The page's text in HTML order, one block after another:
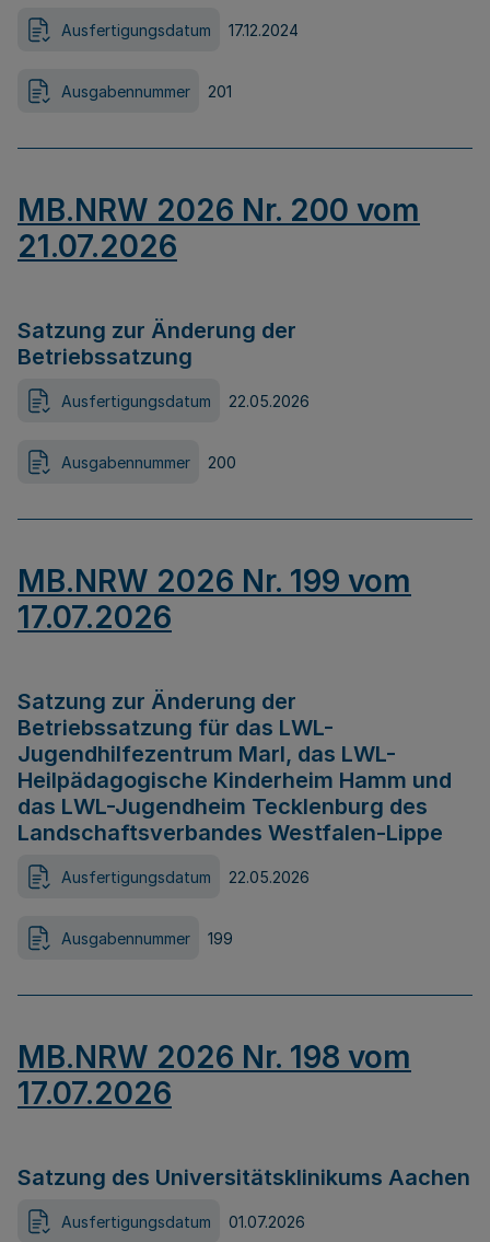
Ausfertigungsdatum 17.12.2024
Ausgabennummer 201
MB.NRW 2026 Nr. 200 vom
21.07.2026
Satzung zur Änderung der
Betriebssatzung
Ausfertigungsdatum 22.05.2026
Ausgabennummer 200
MB.NRW 2026 Nr. 199 vom
17.07.2026
Satzung zur Änderung der
Betriebssatzung für das LWL-
Jugendhilfezentrum Marl, das LWL-
Heilpädagogische Kinderheim Hamm und
das LWL-Jugendheim Tecklenburg des
Landschaftsverbandes Westfalen-Lippe
Ausfertigungsdatum 22.05.2026
Ausgabennummer 199
MB.NRW 2026 Nr. 198 vom
17.07.2026
Satzung des Universitätsklinikums Aachen
Ausfertigungsdatum 01.07.2026